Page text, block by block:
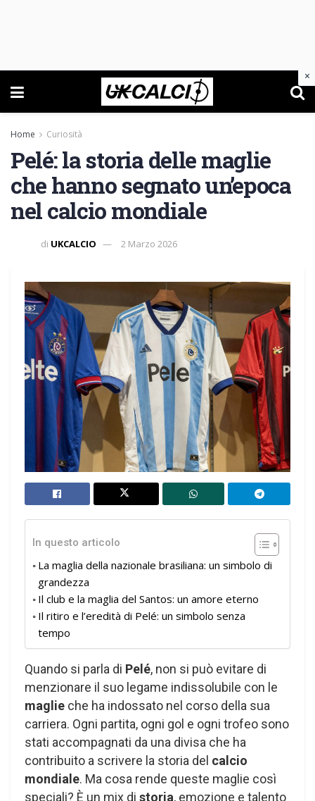
Home Curiosità
Pelé: la storia delle maglie
che hanno segnato un’epoca
nel calcio mondiale
di UKCALCIO 2 Marzo 2026
In questo articolo
La maglia della nazionale brasiliana: un simbolo di
grandezza
Il club e la maglia del Santos: un amore eterno
Il ritiro e l’eredità di Pelé: un simbolo senza
tempo
Quando si parla di Pelé, non si può evitare di
menzionare il suo legame indissolubile con le
maglie che ha indossato nel corso della sua
carriera. Ogni partita, ogni gol e ogni trofeo sono
stati accompagnati da una divisa che ha
contribuito a scrivere la storia del calcio
mondiale. Ma cosa rende queste maglie così
speciali? È un mix di storia, emozione e talento
×